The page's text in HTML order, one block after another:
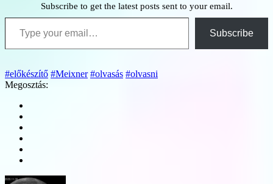
Subscribe to get the latest posts sent to your email.
Type your email…
Subscribe
#előkészítő #Meixner #olvasás #olvasni
Megosztás: